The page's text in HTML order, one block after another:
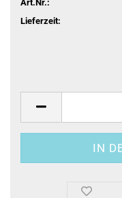
Art.Nr.:
Lieferzeit: